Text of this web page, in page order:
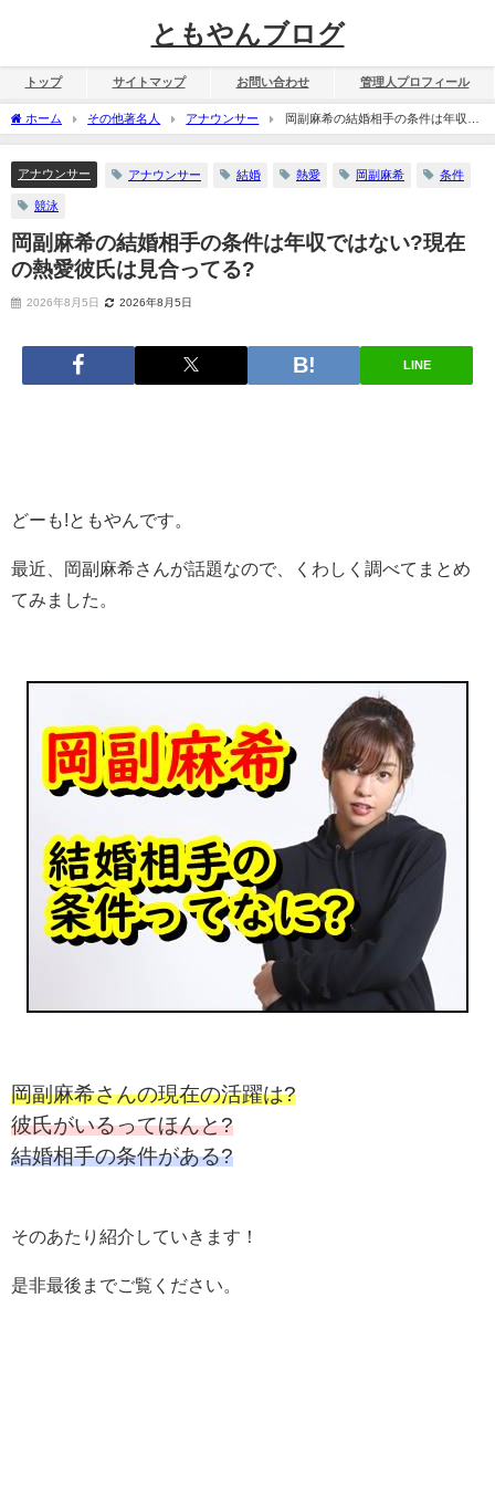
ともやんブログ
トップ サイトマップ お問い合わせ 管理人プロフィール
ホーム その他著名人 アナウンサー
岡副麻希の結婚相手の条件は年収で
はない?現在の熱愛彼氏は見合ってる?
アナウンサー アナウンサー 結婚 熱愛 岡副麻希 条件
競泳
岡副麻希の結婚相手の条件は年収ではない?現在
の熱愛彼氏は見合ってる?
2026年8月5日 2026年8月5日
LINE
どーも!ともやんです。
最近、岡副麻希さんが話題なので、くわしく調べてまとめ
てみました。
岡副麻希さんの現在の活躍は?
彼氏がいるってほんと?
結婚相手の条件がある?
そのあたり紹介していきます！
是非最後までご覧ください。